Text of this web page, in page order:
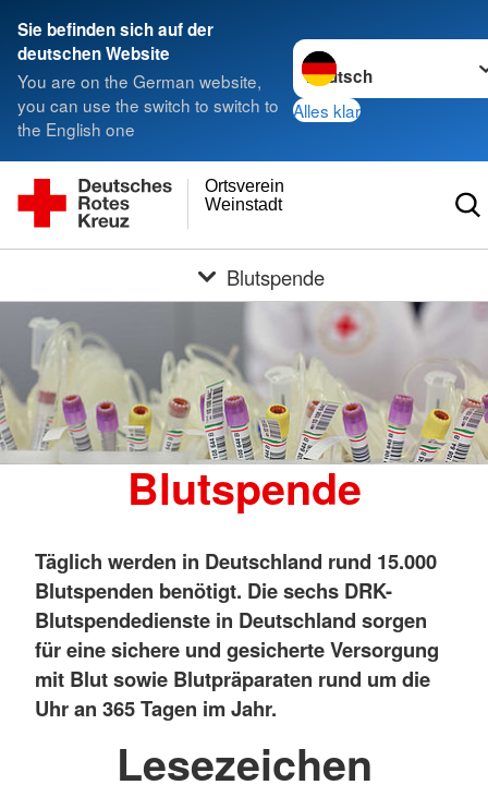
Sie befinden sich auf der
deutschen Website
You are on the German website,
you can use the switch to switch to
the English one
Sprache wechseln zu
Alles klar
Weinstadt
Ortsverein
Blutspende
Blutspende
Täglich werden in Deutschland rund 15.000
Blutspenden benötigt. Die sechs DRK-
Blutspendedienste in Deutschland sorgen
für eine sichere und gesicherte Versorgung
mit Blut sowie Blutpräparaten rund um die
Uhr an 365 Tagen im Jahr.
Lesezeichen